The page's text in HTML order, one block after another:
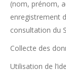
(nom, prénom,
enregistrement
consultation du
Collecte des
Utilisation de